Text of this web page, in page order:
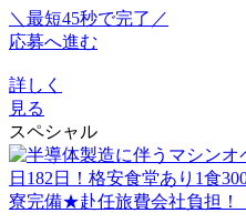
＼最短45秒で完了／
応募へ進む
詳しく
見る
スペシャル